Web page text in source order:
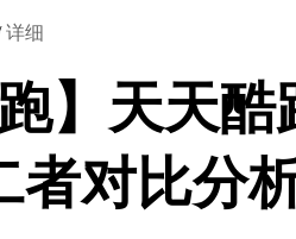
详细
跑】天天
者对比分